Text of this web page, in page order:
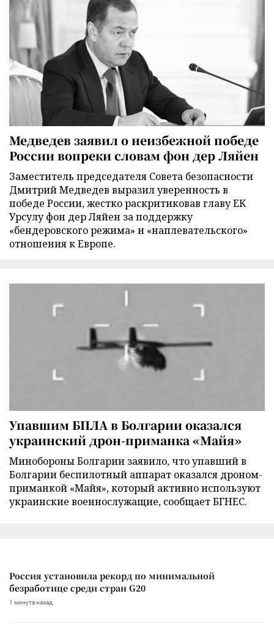
Медведев заявил о неизбежной победе
России вопреки словам фон дер Ляйен
Заместитель председателя Совета безопасности
Дмитрий Медведев выразил уверенность в
победе России, жестко раскритиковав главу ЕК
Урсулу фон дер Ляйен за поддержку
«бендеровского режима» и «наплевательского»
отношения к Европе.
Упавшим БПЛА в Болгарии оказался
украинский дрон-приманка «Майя»
Минобороны Болгарии заявило, что упавший в
Болгарии беспилотный аппарат оказался дроном-
приманкой «Майя», который активно используют
украинские военнослужащие, сообщает БГНЕС.
Россия установила рекорд по минимальной
безработице среди стран G20
1 минута назад